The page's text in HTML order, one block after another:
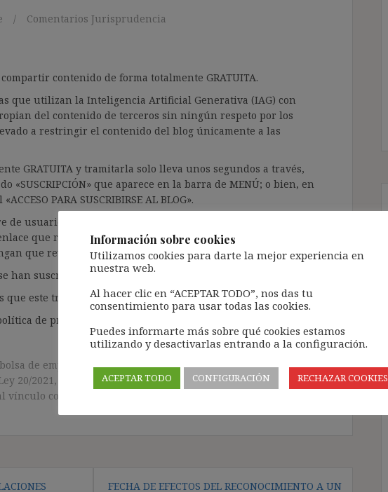
Comentarios Jurisprudencia
contenido de forma totalmente GRATUITA.
que utilizan la Inteligencia Artificial Generativa (IAG) con
del contenido de terceros sin ningún respeto por los
a restringir el contenido del blog únicamente a las
GRATUITA y tramitarla solo lleva unos segundos a través,
«SUSCRIPCIÓN» que aparece en la barra de MENÚ; o bien, en
PARA SUSCRIBIRSE AL BLOG».
de usuario y el correo electrónico, deberán verificar la
que recibirán en el correo electrónico registrado (según
que revisar la bandeja de «Spam»).
han suscrito.
que este trámite pueda causar.
de privacidad del blog: https://ignasibeltran.com/politica-
bolsa de empleo DA 17ª EBEP,de Diego Porras 1,Directiva
20/2021 , Pérez López,RDLey 32/2021 ,sucesión contratos
vínculo contractual
FECHA DE EFECTOS DEL RECONOCIMIENTO A UN
Información sobre cookies
Utilizamos cookies para darte la mejor experiencia en
nuestra web.
Al hacer clic en “ACEPTAR TODO”, nos das tu
consentimiento para usar todas las cookies.
Puedes informarte más sobre qué cookies estamos
utilizando y desactivarlas entrando a la configuración.
ACEPTAR TODO CONFIGURACIÓN RECHAZAR COOKIES